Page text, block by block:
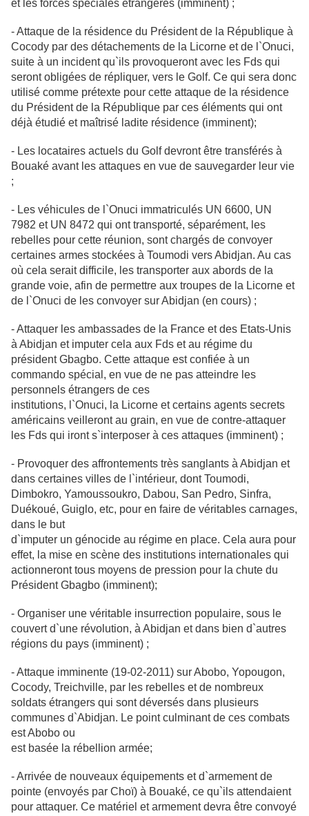
et les forces spéciales étrangères (imminent) ;
- Attaque de la résidence du Président de la République à
Cocody par des détachements de la Licorne et de l`Onuci,
suite à un incident qu`ils provoqueront avec les Fds qui
seront obligées de répliquer, vers le Golf. Ce qui sera donc
utilisé comme prétexte pour cette attaque de la résidence
du Président de la République par ces éléments qui ont
déjà étudié et maîtrisé ladite résidence (imminent);
- Les locataires actuels du Golf devront être transférés à
Bouaké avant les attaques en vue de sauvegarder leur vie
;
- Les véhicules de l`Onuci immatriculés UN 6600, UN
7982 et UN 8472 qui ont transporté, séparément, les
rebelles pour cette réunion, sont chargés de convoyer
certaines armes stockées à Toumodi vers Abidjan. Au cas
où cela serait difficile, les transporter aux abords de la
grande voie, afin de permettre aux troupes de la Licorne et
de l`Onuci de les convoyer sur Abidjan (en cours) ;
- Attaquer les ambassades de la France et des Etats-Unis
à Abidjan et imputer cela aux Fds et au régime du
président Gbagbo. Cette attaque est confiée à un
commando spécial, en vue de ne pas atteindre les
personnels étrangers de ces
institutions, l`Onuci, la Licorne et certains agents secrets
américains veilleront au grain, en vue de contre-attaquer
les Fds qui iront s`interposer à ces attaques (imminent) ;
- Provoquer des affrontements très sanglants à Abidjan et
dans certaines villes de l`intérieur, dont Toumodi,
Dimbokro, Yamoussoukro, Dabou, San Pedro, Sinfra,
Duékoué, Guiglo, etc, pour en faire de véritables carnages,
dans le but
d`imputer un génocide au régime en place. Cela aura pour
effet, la mise en scène des institutions internationales qui
actionneront tous moyens de pression pour la chute du
Président Gbagbo (imminent);
- Organiser une véritable insurrection populaire, sous le
couvert d`une révolution, à Abidjan et dans bien d`autres
régions du pays (imminent) ;
- Attaque imminente (19-02-2011) sur Abobo, Yopougon,
Cocody, Treichville, par les rebelles et de nombreux
soldats étrangers qui sont déversés dans plusieurs
communes d`Abidjan. Le point culminant de ces combats
est Abobo ou
est basée la rébellion armée;
- Arrivée de nouveaux équipements et d`armement de
pointe (envoyés par Choï) à Bouaké, ce qu`ils attendaient
pour attaquer. Ce matériel et armement devra être convoyé